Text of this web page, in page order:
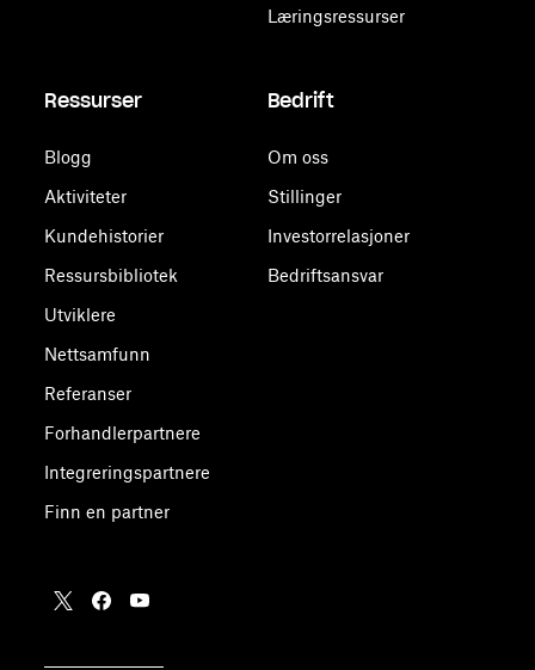
Læringsressurser
Ressurser
Blogg
Aktiviteter
Kundehistorier
Ressursbibliotek
Utviklere
Nettsamfunn
Referanser
Forhandlerpartnere
Integreringspartnere
Finn en partner
Bedrift
Om oss
Stillinger
Investorrelasjoner
Bedriftsansvar